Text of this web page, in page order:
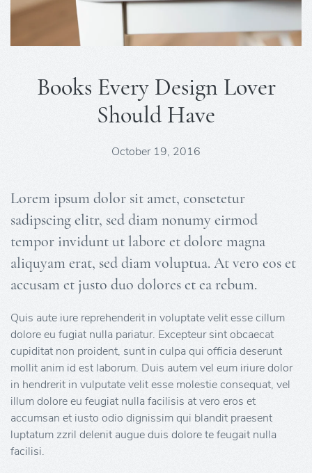
Books Every Design Lover
Should Have
October 19, 2016
Lorem ipsum dolor sit amet, consetetur
sadipscing elitr, sed diam nonumy eirmod
tempor invidunt ut labore et dolore magna
aliquyam erat, sed diam voluptua. At vero eos et
accusam et justo duo dolores et ea rebum.
Quis aute iure reprehenderit in voluptate velit esse cillum
dolore eu fugiat nulla pariatur. Excepteur sint obcaecat
cupiditat non proident, sunt in culpa qui officia deserunt
mollit anim id est laborum. Duis autem vel eum iriure dolor
in hendrerit in vulputate velit esse molestie consequat, vel
illum dolore eu feugiat nulla facilisis at vero eros et
accumsan et iusto odio dignissim qui blandit praesent
luptatum zzril delenit augue duis dolore te feugait nulla
facilisi.